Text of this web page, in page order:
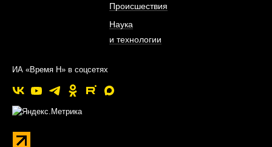
Происшествия
Наука
и технологии
ИА «Время Н» в соцсетях